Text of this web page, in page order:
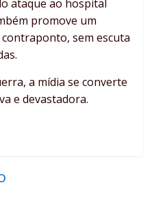
ataque ao hospital
promove um
sem escuta
a mídia se converte
e devastadora.